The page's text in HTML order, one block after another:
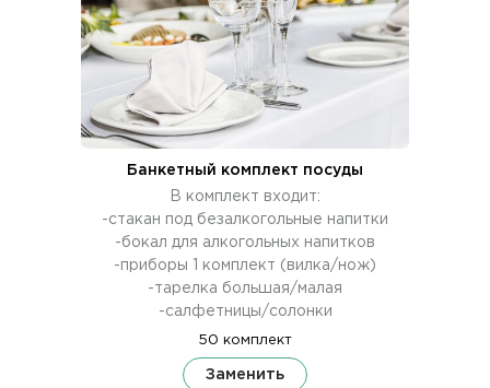
Банкетный комплект посуды
В комплект входит:
-стакан под безалкогольные напитки
-бокал для алкогольных напитков
-приборы 1 комплект (вилка/нож)
-тарелка большая/малая
-салфетницы/солонки
50 комплект
Заменить